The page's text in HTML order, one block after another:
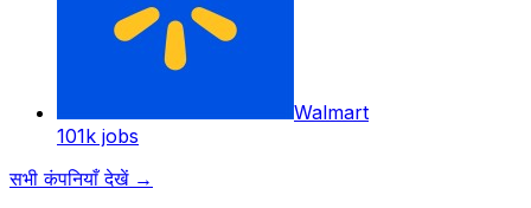
Walmart
101k jobs
सभी कंपनियाँ देखें→